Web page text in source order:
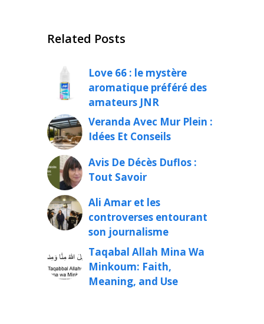
Related Posts
Love 66 : le mystère
aromatique préféré des
amateurs JNR
Veranda Avec Mur Plein :
Idées Et Conseils
Avis De Décès Duflos :
Tout Savoir
Ali Amar et les
controverses entourant
son journalisme
Taqabal Allah Mina Wa
Minkoum: Faith,
Meaning, and Use